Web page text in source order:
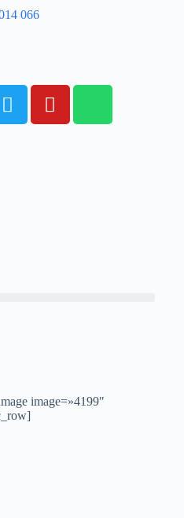
066
image=»4199″